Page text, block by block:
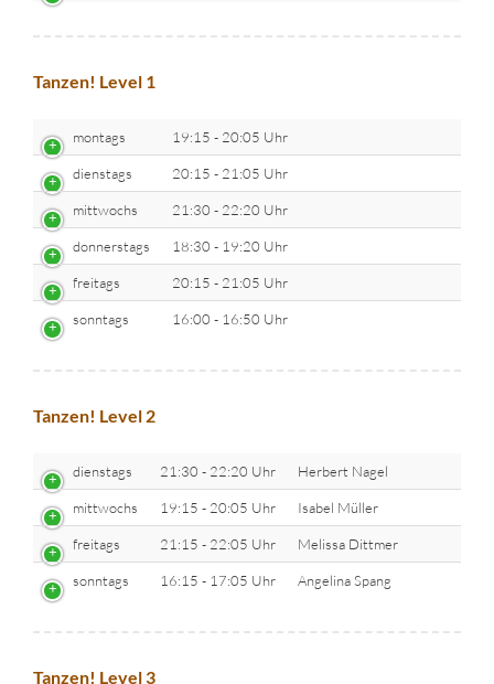
Tanzen! Level 1
montags 19:15 - 20:05 Uhr
dienstags 20:15 - 21:05 Uhr
mittwochs 21:30 - 22:20 Uhr
donnerstags 18:30 - 19:20 Uhr
freitags 20:15 - 21:05 Uhr
sonntags 16:00 - 16:50 Uhr
Tanzen! Level 2
dienstags 21:30 - 22:20 Uhr Herbert Nagel
mittwochs 19:15 - 20:05 Uhr Isabel Müller
freitags 21:15 - 22:05 Uhr Melissa Dittmer
sonntags 16:15 - 17:05 Uhr Angelina Spang
Tanzen! Level 3